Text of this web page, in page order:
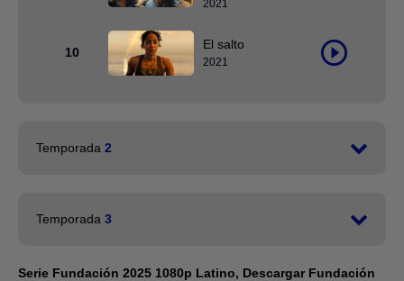
2021
10
El salto
2021
Temporada 2
oscuridad
Temporada 3
1
Serie Fundación 2025 1080p Latino, Descargar Fundación